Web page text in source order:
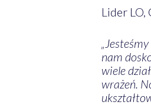
Lider
nam
wiele
wrażeń.